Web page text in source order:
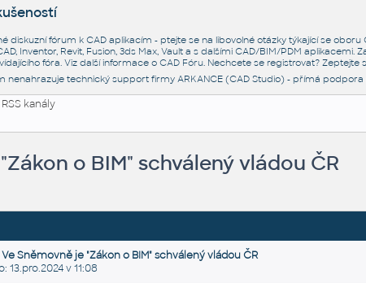
diskuzní fórum k CAD aplikacím - ptejte se na libovolné otázky týkající se
Inventor, Revit, Fusion, 3ds Max, Vault a s dalšími CAD/BIM/PDM
fóra. Viz další informace o CAD Fóru. Nechcete se registrovat? Zeptejte
nenahrazuje technický support firmy ARKANCE (CAD Studio) - přímá podpora
RSS kanály
o BIM" schválený vládou ČR
Sněmovně je "Zákon o BIM" schválený vládou ČR
13.pro.2024 v 11:08